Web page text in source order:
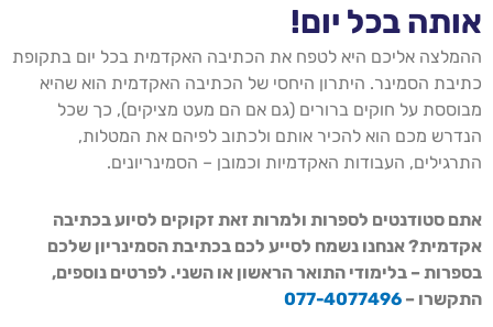
אותה בכל יום!
ההמלצה אליכם היא לטפח את הכתיבה האקדמית בכל יום בתקופת
כתיבת הסמינר. היתרון היחסי של הכתיבה האקדמית הוא שהיא
מבוססת על חוקים ברורים (גם אם הם מעט מציקים), כך שכל
הנדרש מכם הוא להכיר אותם ולכתוב לפיהם את המטלות,
התרגילים, העבודות האקדמיות וכמובן – הסמינריונים.
אתם סטודנטים לספרות ולמרות זאת זקוקים לסיוע בכתיבה
אקדמית? אנחנו נשמח לסייע לכם בכתיבת הסמינריון שלכם
בספרות – בלימודי התואר הראשון או השני. לפרטים נוספים,
התקשרו – 077-4077496